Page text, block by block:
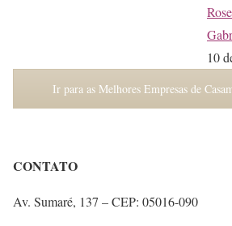
10
Ir para as Melhores Empresas de
CONTATO
Av. Sumaré, 137 – CEP: 05016-090